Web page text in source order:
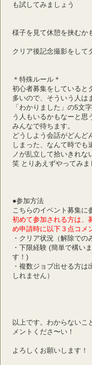
も試してみましょう
様子を見て休憩を挟むか
クリア後記念撮影をして
＊特殊ルール＊
初心者募集をしていると
多いので、そういう人は
「わかりました」の5文
う人もいるかもなーと思
みんなで待ちます。
どうしよう会話がどんど
しまった、なんて時でも
ノが乱立して拾いきれ
笑 とりあえずやってみ
●参加方法
こちらのイベント募集に
初めて参加される方は、
め申請時に以下３点コメ
・クリア状況（解除での
・下限経験 (簡単で構い
す！)
・複数ジョブ出せる方
しれません）
以上です。わからないこ
メントくださ〜い！
よろしくお願いします！